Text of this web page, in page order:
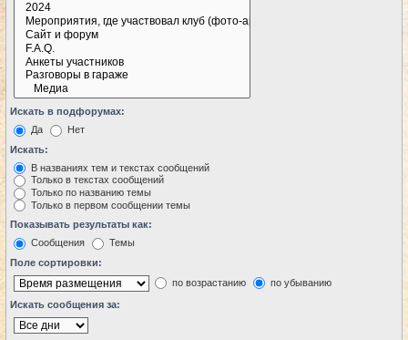
Искать в подфорумах:
Да
Нет
Искать:
В названиях тем и текстах сообщений
Только в текстах сообщений
Только по названию темы
Только в первом сообщении темы
Показывать результаты как:
Сообщения
Темы
Поле сортировки:
по возрастанию
по убыванию
Искать сообщения за: